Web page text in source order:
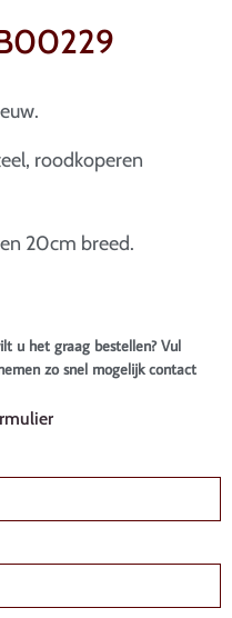
roodkoperen
20cm breed.
u het graag bestellen? Vul
zo snel mogelijk contact